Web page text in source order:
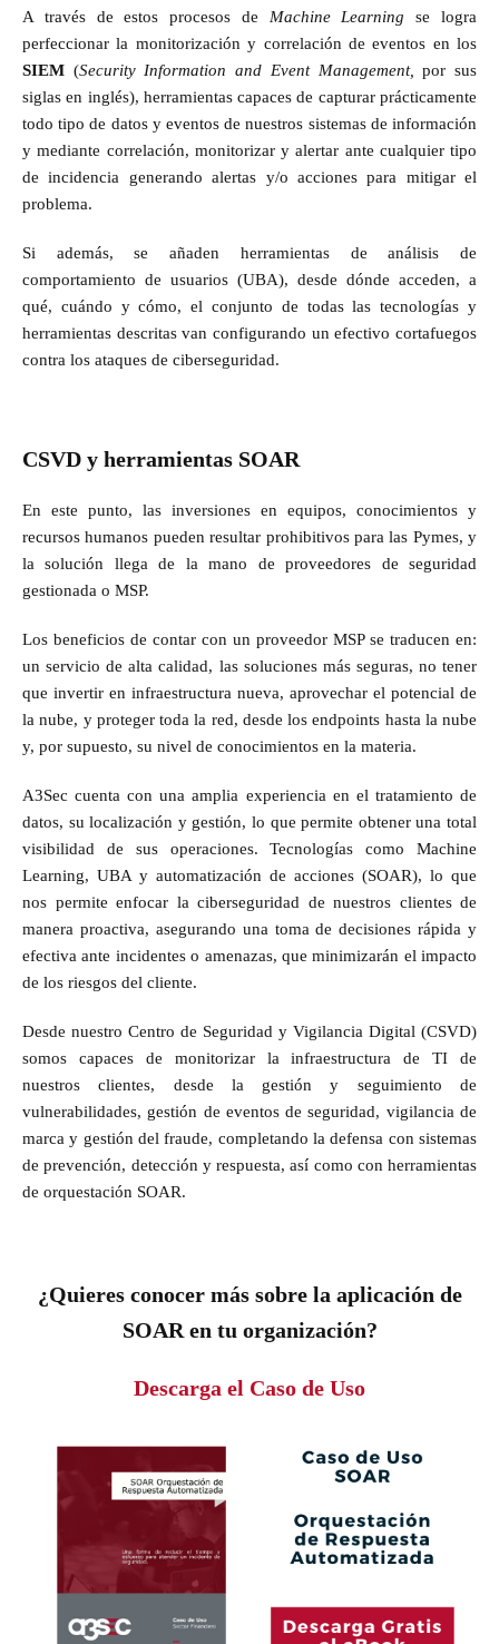
A través de estos procesos de Machine Learning se logra
perfeccionar la monitorización y correlación de eventos en los
SIEM (Security Information and Event Management,
por sus
siglas en inglés), herramientas capaces de capturar prácticamente
todo tipo de datos y eventos de nuestros sistemas de información
y mediante correlación, monitorizar y alertar ante cualquier tipo
de incidencia generando alertas y/o acciones para mitigar el
problema.
Si además, se añaden herramientas de análisis de
comportamiento de usuarios (UBA), desde dónde acceden, a
qué, cuándo y cómo, el conjunto de todas las tecnologías y
herramientas descritas van configurando un efectivo cortafuegos
contra los ataques de ciberseguridad.
CSVD y herramientas SOAR
En este punto, las inversiones en equipos, conocimientos y
recursos humanos pueden resultar prohibitivos para las Pymes, y
la solución llega de la mano de proveedores de seguridad
gestionada o MSP.
Los beneficios de contar con un proveedor MSP se traducen en:
un servicio de alta calidad, las soluciones más seguras, no tener
que invertir en infraestructura nueva, aprovechar el potencial de
la nube, y proteger toda la red, desde los endpoints hasta la nube
y, por supuesto, su nivel de conocimientos en la materia.
A3Sec cuenta con una amplia experiencia en el tratamiento de
datos, su localización y gestión, lo que permite obtener una total
visibilidad de sus operaciones. Tecnologías como Machine
Learning, UBA y automatización de acciones (SOAR), lo que
nos permite enfocar la ciberseguridad de nuestros clientes de
manera proactiva, asegurando una toma de decisiones rápida y
efectiva ante incidentes o amenazas, que minimizarán el impacto
de los riesgos del cliente.
Desde nuestro Centro de Seguridad y Vigilancia Digital (CSVD)
somos capaces de monitorizar la infraestructura de TI de
nuestros clientes, desde la gestión y seguimiento de
vulnerabilidades, gestión de eventos de seguridad, vigilancia de
marca y gestión del fraude, completando la defensa con sistemas
de prevención, detección y respuesta, así como con herramientas
de orquestación SOAR.
¿Quieres conocer más sobre la aplicación de
SOAR en tu organización?
Descarga el Caso de Uso